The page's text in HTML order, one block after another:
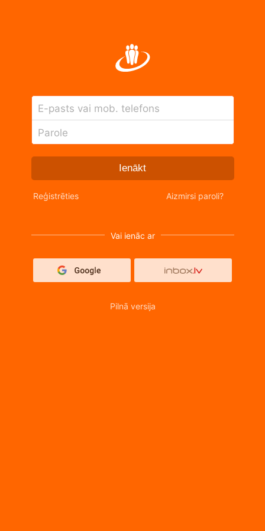
E-pasts vai mob. telefons
Parole
Ienākt
Reģistrēties Aizmirsi paroli?
Vai ienāc ar
Pilnā versija